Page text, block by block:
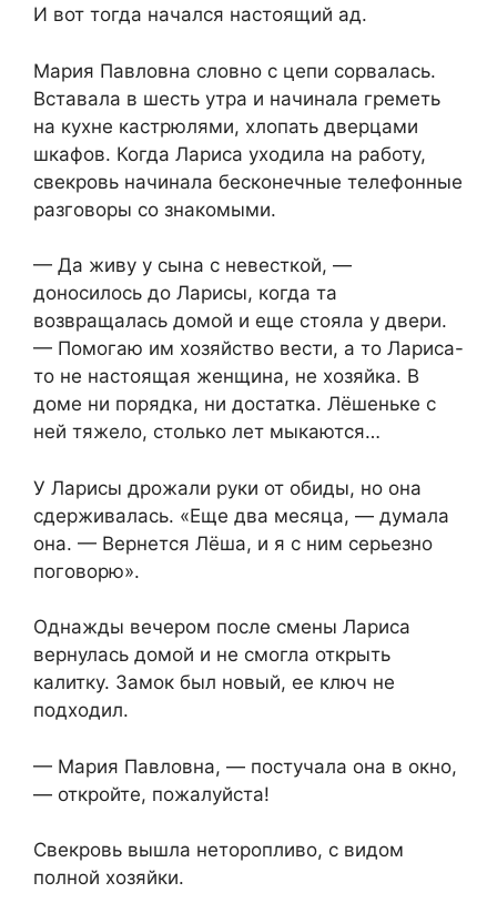
И вот тогда начался настоящий ад.
Мария Павловна словно с цепи сорвалась.
Вставала в шесть утра и начинала греметь
на кухне кастрюлями, хлопать дверцами
шкафов. Когда Лариса уходила на работу,
свекровь начинала бесконечные телефонные
разговоры со знакомыми.
— Да живу у сына с невесткой, —
доносилось до Ларисы, когда та
возвращалась домой и еще стояла у двери.
— Помогаю им хозяйство вести, а то Лариса-
то не настоящая женщина, не хозяйка. В
доме ни порядка, ни достатка. Лёшеньке с
ней тяжело, столько лет мыкаются…
У Ларисы дрожали руки от обиды, но она
сдерживалась. «Еще два месяца, — думала
она. — Вернется Лёша, и я с ним серьезно
поговорю».
Однажды вечером после смены Лариса
вернулась домой и не смогла открыть
калитку. Замок был новый, ее ключ не
подходил.
— Мария Павловна, — постучала она в окно,
— откройте, пожалуйста!
Свекровь вышла неторопливо, с видом
полной хозяйки.